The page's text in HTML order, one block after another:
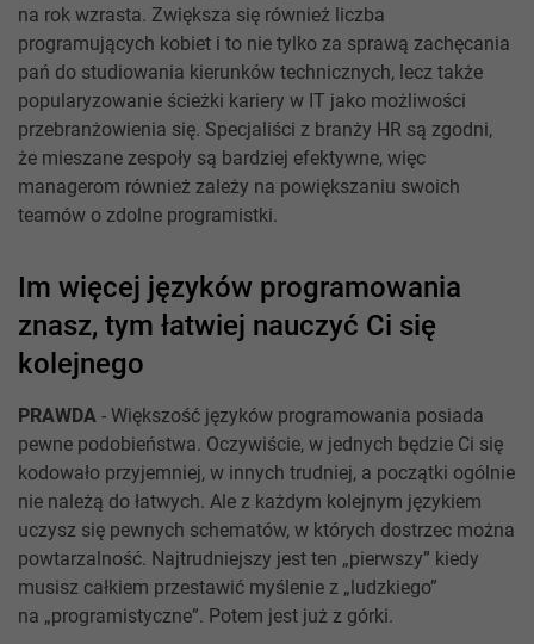
na rok wzrasta. Zwiększa się również liczba
programujących kobiet i to nie tylko za sprawą zachęcania
pań do studiowania kierunków technicznych, lecz także
popularyzowanie ścieżki kariery w IT jako możliwości
przebranżowienia się. Specjaliści z branży HR są zgodni,
że mieszane zespoły są bardziej efektywne, więc
managerom również zależy na powiększaniu swoich
teamów o zdolne programistki.
Im więcej języków programowania
znasz, tym łatwiej nauczyć Ci się
kolejnego
PRAWDA - Większość języków programowania posiada
pewne podobieństwa. Oczywiście, w jednych będzie Ci się
kodowało przyjemniej, w innych trudniej, a początki ogólnie
nie należą do łatwych. Ale z każdym kolejnym językiem
uczysz się pewnych schematów, w których dostrzec można
powtarzalność. Najtrudniejszy jest ten „pierwszy” kiedy
musisz całkiem przestawić myślenie z „ludzkiego”
na „programistyczne”. Potem jest już z górki.